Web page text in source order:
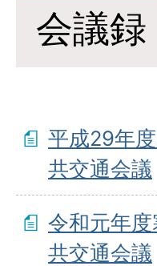
会議録
平成29年
共交通会議
令和元年
共交通会議